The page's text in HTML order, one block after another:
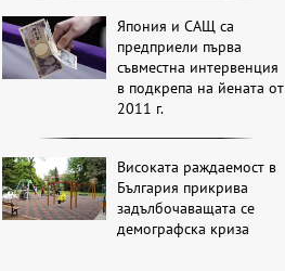
Япония и САЩ са
предприели първа
съвместна интервенция
в подкрепа на йената от
2011 г.
Високата раждаемост в
България прикрива
задълбочаващата се
демографска криза